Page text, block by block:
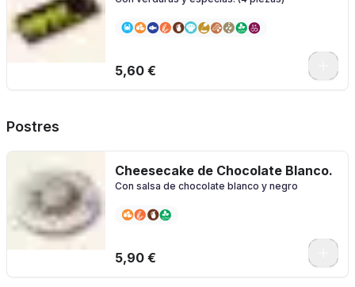
5,60 €
Postres
Cheesecake de Chocolate Blanco.
Con salsa de chocolate blanco y negro
5,90 €